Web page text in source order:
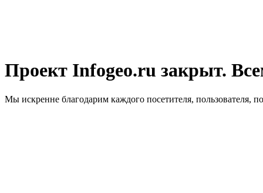
Проект Infogeo.ru закрыт.
Мы искренне благодарим каждого посетителя, пользователя,